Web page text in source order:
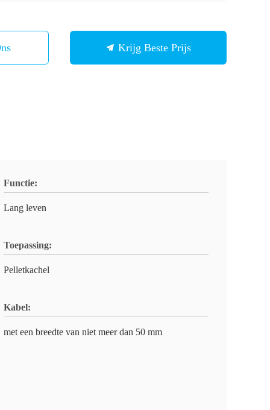
Krijg Beste Prijs
Functie:
Lang leven
Toepassing:
Pelletkachel
Kabel:
met een breedte van niet meer dan 50 mm